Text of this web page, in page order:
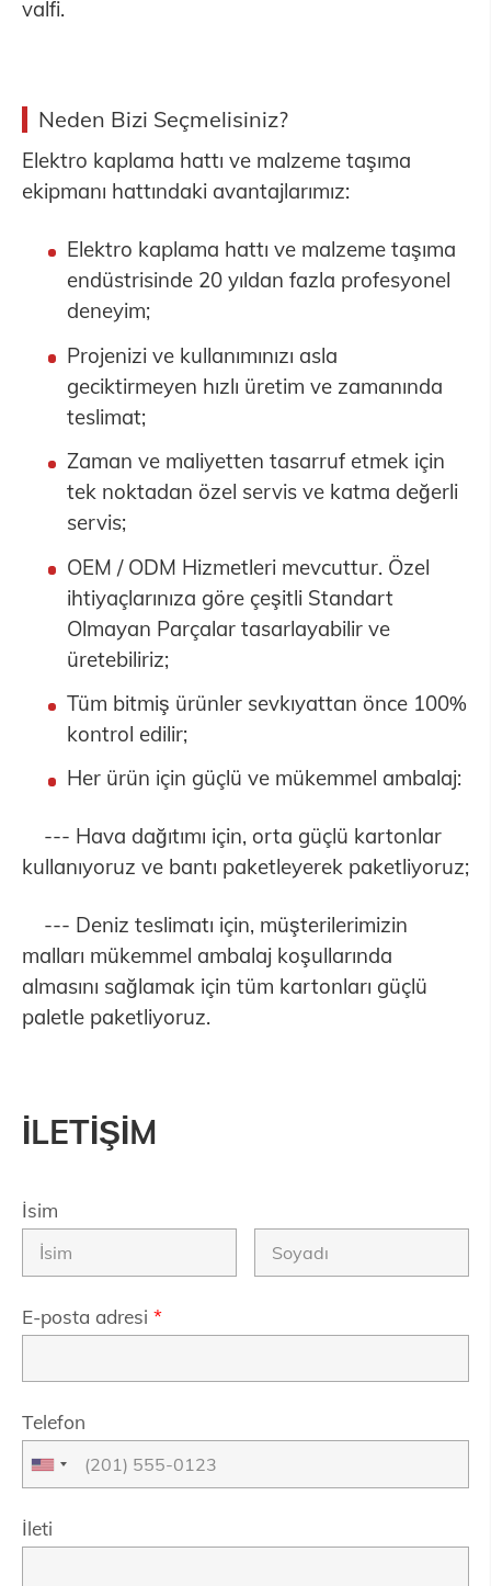
valfi.
Neden Bizi Seçmelisiniz?
Elektro kaplama hattı ve malzeme taşıma
ekipmanı hattındaki avantajlarımız:
Elektro kaplama hattı ve malzeme taşıma
endüstrisinde 20 yıldan fazla profesyonel
deneyim;
Projenizi ve kullanımınızı asla
geciktirmeyen hızlı üretim ve zamanında
teslimat;
Zaman ve maliyetten tasarruf etmek için
tek noktadan özel servis ve katma değerli
servis;
OEM / ODM Hizmetleri mevcuttur. Özel
ihtiyaçlarınıza göre çeşitli Standart
Olmayan Parçalar tasarlayabilir ve
üretebiliriz;
Tüm bitmiş ürünler sevkıyattan önce 100%
kontrol edilir;
Her ürün için güçlü ve mükemmel ambalaj:
--- Hava dağıtımı için, orta güçlü kartonlar
kullanıyoruz ve bantı paketleyerek paketliyoruz;
--- Deniz teslimatı için, müşterilerimizin
malları mükemmel ambalaj koşullarında
almasını sağlamak için tüm kartonları güçlü
paletle paketliyoruz.
İLETİŞİM
İsim
E-posta adresi *
Telefon
İleti